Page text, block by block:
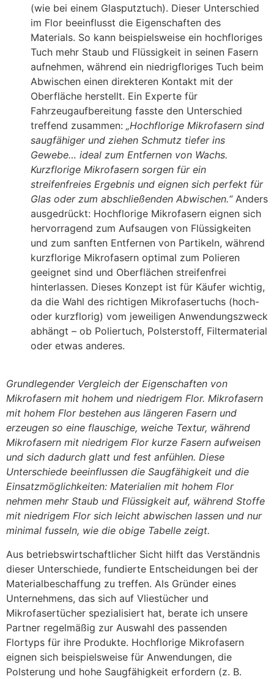
(wie bei einem Glasputztuch). Dieser Unterschied
im Flor beeinflusst die Eigenschaften des
Materials. So kann beispielsweise ein hochfloriges
Tuch mehr Staub und Flüssigkeit in seinen Fasern
aufnehmen, während ein niedrigfloriges Tuch beim
Abwischen einen direkteren Kontakt mit der
Oberfläche herstellt. Ein Experte für
Fahrzeugaufbereitung fasste den Unterschied
treffend zusammen: „Hochflorige Mikrofasern sind
saugfähiger und ziehen Schmutz tiefer ins
Gewebe… ideal zum Entfernen von Wachs.
Kurzflorige Mikrofasern sorgen für ein
streifenfreies Ergebnis und eignen sich perfekt für
Glas oder zum abschließenden Abwischen.“ Anders
ausgedrückt: Hochflorige Mikrofasern eignen sich
hervorragend zum Aufsaugen von Flüssigkeiten
und zum sanften Entfernen von Partikeln, während
kurzflorige Mikrofasern optimal zum Polieren
geeignet sind und Oberflächen streifenfrei
hinterlassen. Dieses Konzept ist für Käufer wichtig,
da die Wahl des richtigen Mikrofasertuchs (hoch-
oder kurzflorig) vom jeweiligen Anwendungszweck
abhängt – ob Poliertuch, Polsterstoff, Filtermaterial
oder etwas anderes.
Grundlegender Vergleich der Eigenschaften von
Mikrofasern mit hohem und niedrigem Flor. Mikrofasern
mit hohem Flor bestehen aus längeren Fasern und
erzeugen so eine flauschige, weiche Textur, während
Mikrofasern mit niedrigem Flor kurze Fasern aufweisen
und sich dadurch glatt und fest anfühlen. Diese
Unterschiede beeinflussen die Saugfähigkeit und die
Einsatzmöglichkeiten: Materialien mit hohem Flor
nehmen mehr Staub und Flüssigkeit auf, während Stoffe
mit niedrigem Flor sich leicht abwischen lassen und nur
minimal fusseln, wie die obige Tabelle zeigt.
Aus betriebswirtschaftlicher Sicht hilft das Verständnis
dieser Unterschiede, fundierte Entscheidungen bei der
Materialbeschaffung zu treffen. Als Gründer eines
Unternehmens, das sich auf Vliestücher und
Mikrofasertücher spezialisiert hat, berate ich unsere
Partner regelmäßig zur Auswahl des passenden
Flortyps für ihre Produkte. Hochflorige Mikrofasern
eignen sich beispielsweise für Anwendungen, die
Polsterung und hohe Saugfähigkeit erfordern (z. B.